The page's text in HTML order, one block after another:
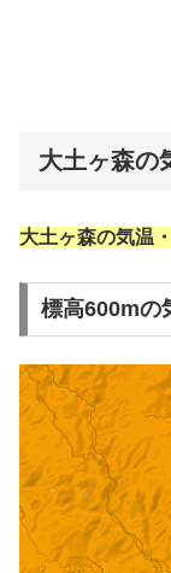
大土ヶ森の
大土ヶ森の気温
標高600mの